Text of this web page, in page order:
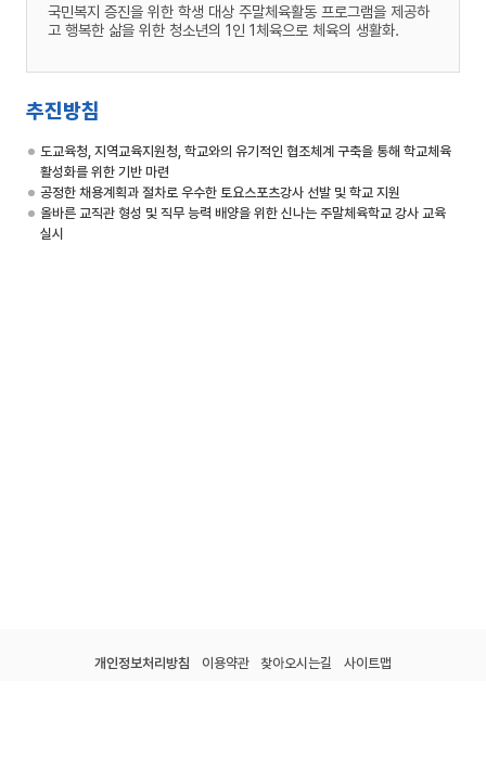
국민복지 증진을 위한 학생 대상 주말체육활동 프로그램을 제공하
고 행복한 삶을 위한 청소년의 1인 1체육으로 체육의 생활화.
추진방침
도교육청, 지역교육지원청, 학교와의 유기적인 협조체계 구축을 통해 학교체육
활성화를 위한 기반 마련
공정한 채용계획과 절차로 우수한 토요스포츠강사 선발 및 학교 지원
올바른 교직관 형성 및 직무 능력 배양을 위한 신나는 주말체육학교 강사 교육
실시
개인정보처리방침 이용약관 찾아오시는길 사이트맵